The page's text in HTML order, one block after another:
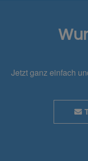
Jetzt ganz einfach